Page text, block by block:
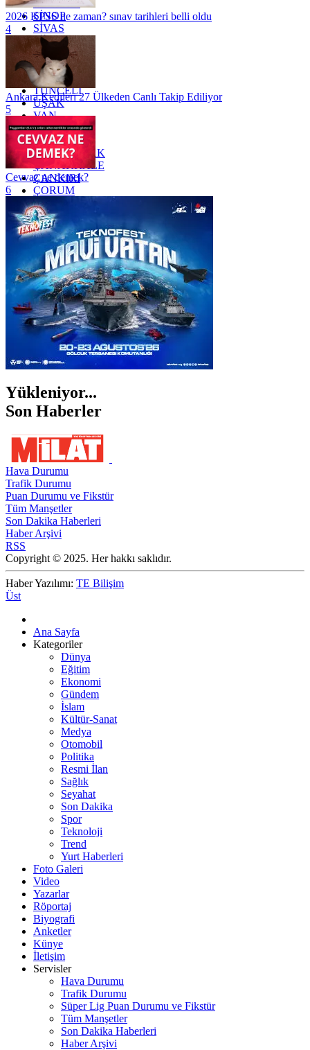
SAMSUN
SİNOP
SİVAS
SİİRT
TEKİRDAĞ
TOKAT
TRABZON
TUNCELİ
UŞAK
VAN
YALOVA
YOZGAT
ZONGULDAK
ÇANAKKALE
ÇANKIRI
ÇORUM
İSTANBUL
İZMİR
ŞANLIURFA
ŞIRNAK
2026 KPSS ne zaman? sınav tarihleri belli oldu
4
Ankara Kedileri 27 Ülkeden Canlı Takip Ediliyor
5
Cevvaz ne demek?
6
Yükleniyor...
Son Haberler
Hava Durumu
Trafik Durumu
Puan Durumu ve Fikstür
Tüm Manşetler
Son Dakika Haberleri
Haber Arşivi
RSS
Copyright © 2025. Her hakkı saklıdır.
Haber Yazılımı: TE Bilişim
Üst
Ana Sayfa
Kategoriler
Dünya
Eğitim
Ekonomi
Gündem
İslam
Kültür-Sanat
Medya
Otomobil
Politika
Resmi İlan
Sağlık
Seyahat
Son Dakika
Spor
Teknoloji
Trend
Yurt Haberleri
Foto Galeri
Video
Yazarlar
Röportaj
Biyografi
Anketler
Künye
İletişim
Servisler
Hava Durumu
Trafik Durumu
Süper Lig Puan Durumu ve Fikstür
Tüm Manşetler
Son Dakika Haberleri
Haber Arşivi